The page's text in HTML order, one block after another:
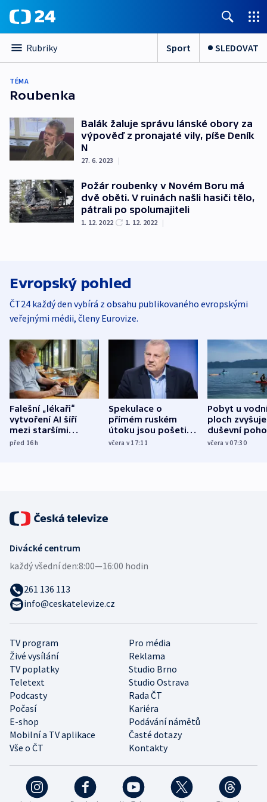
Rubriky Sport SLEDOVAT
TÉMA
Roubenka
Balák žaluje správu lánské obory za
výpověď z pronajaté vily, píše Deník
N
27. 6. 2023 |
Požár roubenky v Novém Boru má
dvě oběti. V ruinách našli hasiči tělo,
pátrali po spolumajiteli
1. 12. 2022 1. 12. 2022 |
Evropský pohled
ČT24 každý den vybírá z obsahu publikovaného evropskými
veřejnými médii, členy Eurovize.
Falešní „lékaři“
vytvoření AI šíří
mezi staršími
Poláky nebezpečné
před 16h
Spekulace o
přímém ruském
útoku jsou pošetilé,
míní estonský
včera v 17:11
Pobyt u
ploch zvyšuje
duševní
ukázala
včera v 07:30
TV program
Pro média
Živé vysílání
Reklama
TV poplatky
Studio Brno
Teletext
Studio Ostrava
Podcasty
Rada ČT
Počasí
Kariéra
E-shop
Podávání námětů
Mobilní a TV aplikace
Časté dotazy
Vše o ČT
Kontakty
Divácké centrum
každý všední den:8:00—16:00 hodin
261 136 113
info@ceskatelevize.cz